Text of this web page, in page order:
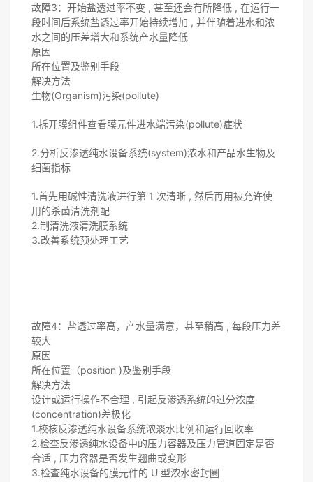
故障3：开始盐透过率不变 , 甚至还会有所降低 , 在运行一
段时间后系统盐透过率开始持续增加 , 并伴随着进水和浓
水之间的压差增大和系统产水量降低
原因
所在位置及鉴别手段
解决方法
生物(Organism)污染(pollute)
1.拆开膜组件查看膜元件进水端污染(pollute)症状
2.分析反渗透纯水设备系统(system)浓水和产品水生物及
细菌指标
1.首先用碱性清洗液进行第 1 次清晰 , 然后再用被允许使
用的杀菌清洗剂配
2.制清洗液清洗膜系统
3.改善系统预处理工艺
故障4：盐透过率高，产水量满意，甚至稍高 , 每段压力差
较大
原因
所在位置（position )及鉴别手段
解决方法
设计或运行操作不合理 , 引起反渗透系统的过分浓度
(concentration)差极化
1.校核反渗透纯水设备系统浓淡水比例和运行回收率
2.检查反渗透纯水设备中的压力容器及压力管道固定是否
合适 , 压力容器是否发生翘曲或变形
3.检查纯水设备的膜元件的 U 型浓水密封圈